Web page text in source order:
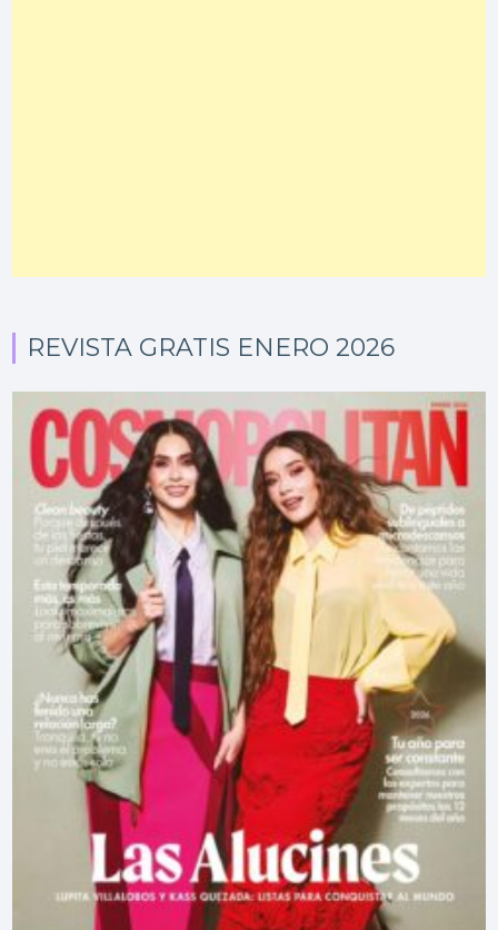
REVISTA GRATIS ENERO 2026